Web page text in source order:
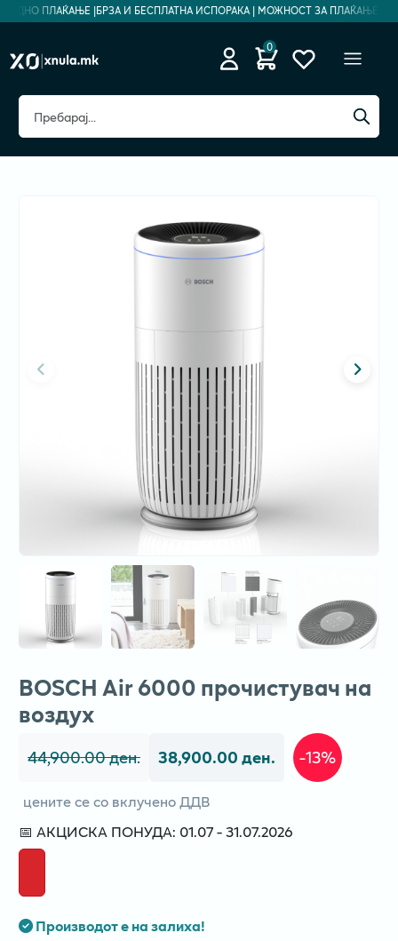
ПЛАЌАЊЕ | БРЗА И БЕСПЛАТНА ИСПОРАКА | МОЖНОСТ ЗА ПЛАЌАЊЕ НА
0
BOSCH Air 6000 прочистувач на
воздух
44,900.00 ден. 38,900.00 ден. -13%
цените се со вклучено ДДВ
📅 АКЦИСКА ПОНУДА: 01.07 - 31.07.2026
Производот е на залиха!